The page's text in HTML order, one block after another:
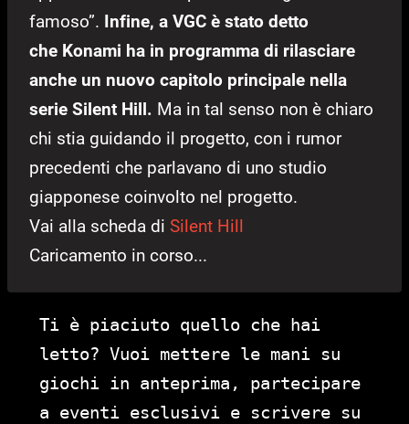
famoso”. Infine, a VGC è stato detto
che Konami ha in programma di rilasciare
anche un nuovo capitolo principale nella
serie Silent Hill. Ma in tal senso non è chiaro
chi stia guidando il progetto, con i rumor
precedenti che parlavano di uno studio
giapponese coinvolto nel progetto.
Vai alla scheda di Silent Hill
Caricamento in corso...
Ti è piaciuto quello che hai
letto? Vuoi mettere le mani su
giochi in anteprima, partecipare
a eventi esclusivi e scrivere su